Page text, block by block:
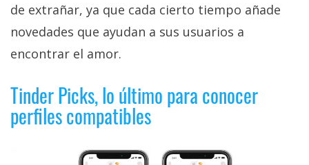
Foros
Contacto
Sobre
nosotros
/
de extrañar, ya que cada cierto tiempo añade
novedades que ayudan a sus usuarios a
encontrar el amor.
Tinder Picks, lo último para conocer
perfiles compatibles